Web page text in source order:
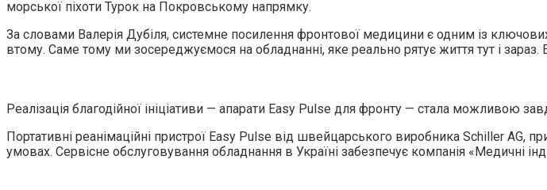
морської піхоти Турок на Покровському напрямку.
За словами Валерія Дубіля, системне посилення фронтової медицини є одним із
втому. Саме тому ми зосереджуємося на обладнанні, яке реально рятує життя тут і
Реалізація благодійної ініціативи — апарати Easy Pulse для фронту — стала можливою
Портативні реанімаційні пристрої Easy Pulse від швейцарського виробника Schiller AG,
умовах. Сервісне обслуговування обладнання в Україні забезпечує компанія «Медичні